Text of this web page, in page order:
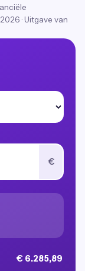
· Uitgave van
€
€ 6.285,89